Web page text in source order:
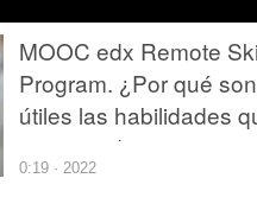
MOOC edx Remote
Program. ¿Por qué son
útiles las habilidades
se aprenden en este
conjunto de cursos?
0:19 · 2022